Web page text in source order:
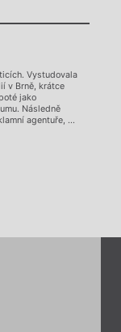
Vystudovala
v Brně, krátce
jako
Následně
agentuře, ...